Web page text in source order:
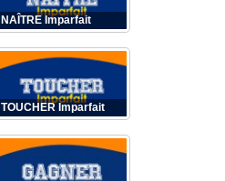
NAÎTRE Imparfait
TOUCHER Imparfait